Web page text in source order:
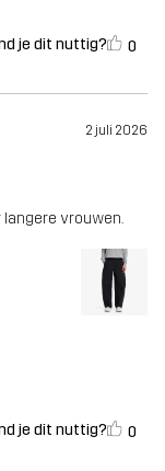
je dit nuttig? 0
2 juli 2026
langere vrouwen.
je dit nuttig? 0